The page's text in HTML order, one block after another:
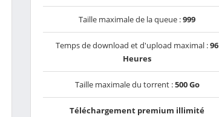
Taille maximale de la queue :999
Temps de download et d'upload maximal :96
Heures
Taille maximale du torrent :500 Go
Téléchargement premium illimité